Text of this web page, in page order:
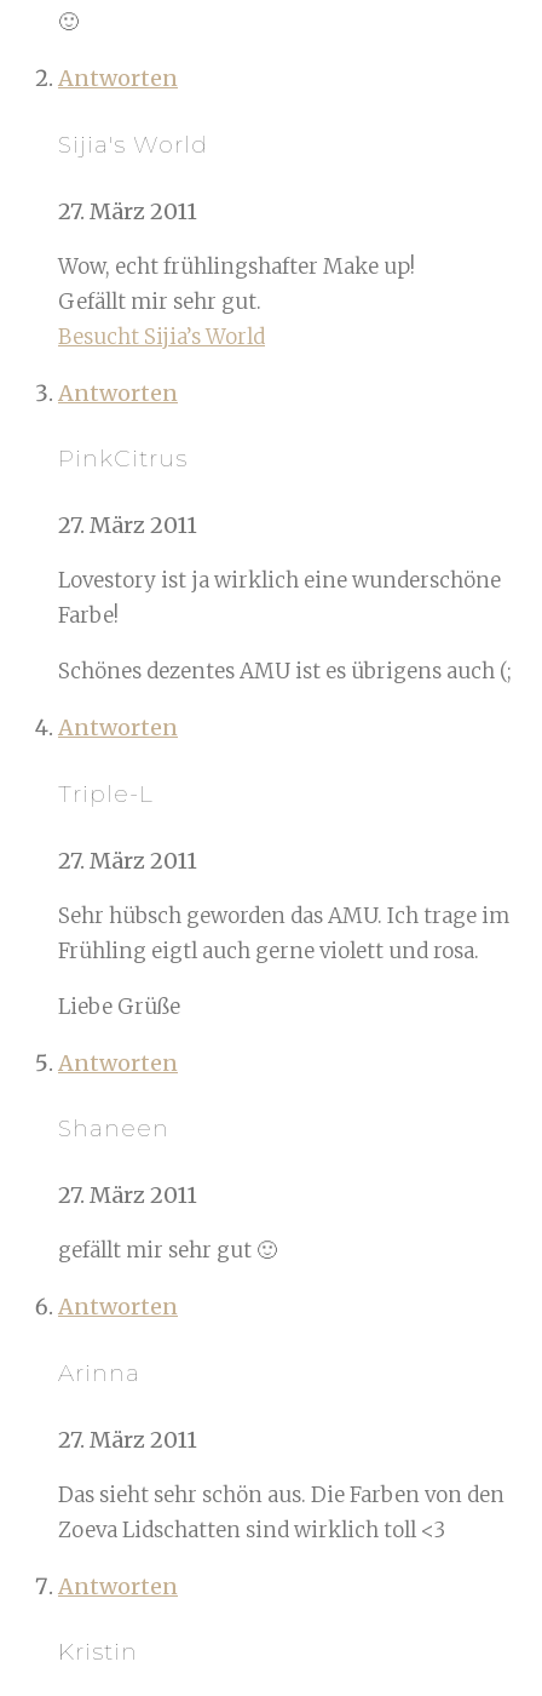
🙂
Antworten
Sijia's World
27. März 2011
Wow, echt frühlingshafter Make up!
Gefällt mir sehr gut.
Besucht Sijia’s World
Antworten
PinkCitrus
27. März 2011
Lovestory ist ja wirklich eine wunderschöne
Farbe!
Schönes dezentes AMU ist es übrigens auch (;
Antworten
Triple-L
27. März 2011
Sehr hübsch geworden das AMU. Ich trage im
Frühling eigtl auch gerne violett und rosa.
Liebe Grüße
Antworten
Shaneen
27. März 2011
gefällt mir sehr gut 🙂
Antworten
Arinna
27. März 2011
Das sieht sehr schön aus. Die Farben von den
Zoeva Lidschatten sind wirklich toll <3
Antworten
Kristin